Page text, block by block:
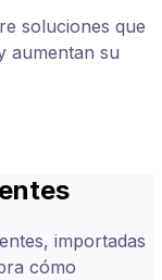
soluciones que
aumentan su
importadas
cómo